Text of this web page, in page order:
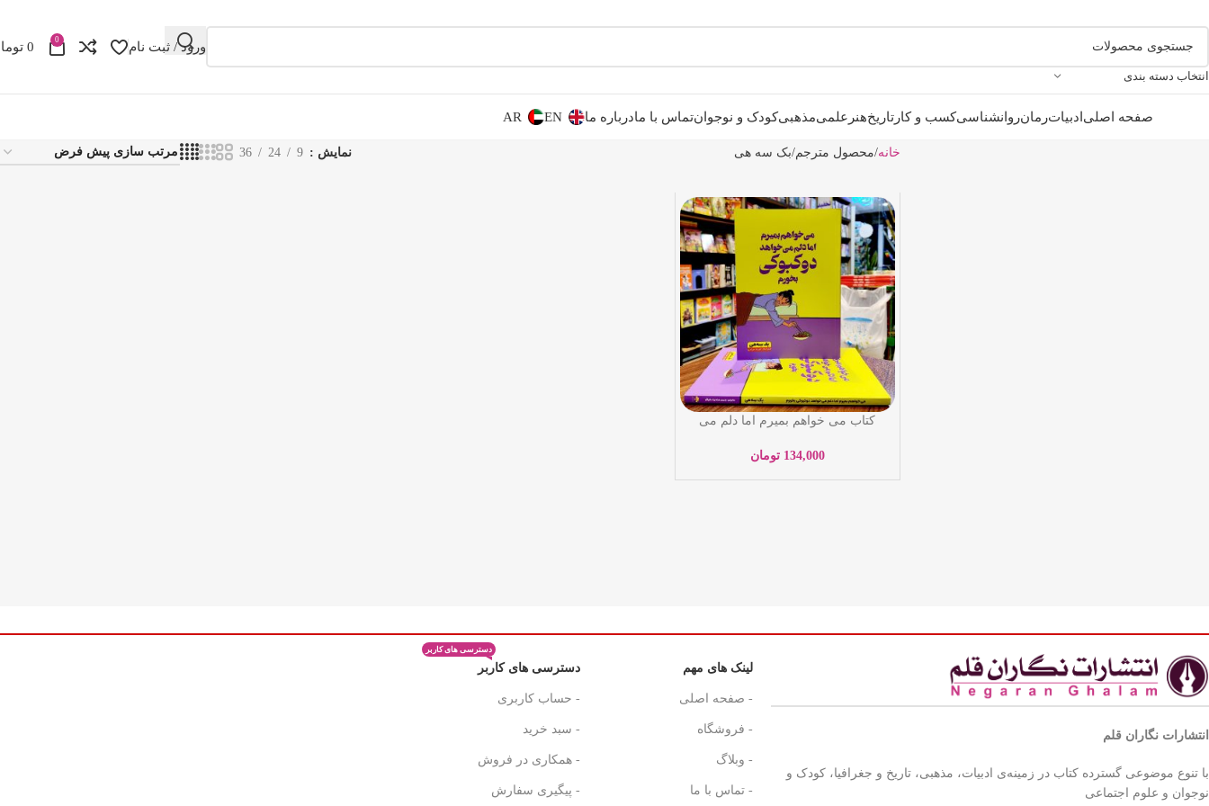
انتخاب دسته بندی
ورود / ثبت نام 0
0
صفحه اصلی ادبیاترمانروانشناسیکسب و کار تاریخهنر علمیمذهبیکودک و نوجوانتماس با مادرباره ما EN
AR
خانه محصول مترجم بک سه هی نمایش 9
24
36
کتاب می خواهم بمیرم اما دلم می
مریم مرادی -آراستگان
134,000 تومان
انتشارات نگاران قلم
با تنوع موضوعی گسترده کتاب در زمینه‌ی ادبیات، مذهبی، تاریخ و جغرافیا، کودک و
نوجوان و علوم اجتماعی
لینک های مهم
- صفحه اصلی
- فروشگاه
- وبلاگ
- تماس با ما
دسترسی های کاربر
دسترسی های کاربر
- حساب کاربری
- سبد خرید
- همکاری در فروش
- پیگیری سفارش